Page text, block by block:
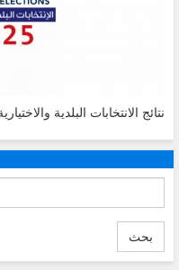
نتائج الانتخابات البلدية
بحث